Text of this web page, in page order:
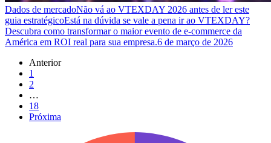
Dados de mercadoNão vá ao VTEXDAY 2026 antes de ler este
guia estratégicoEstá na dúvida se vale a pena ir ao VTEXDAY?
Descubra como transformar o maior evento de e-commerce da
América em ROI real para sua empresa.6 de março de 2026
Anterior
1
2
…
18
Próxima